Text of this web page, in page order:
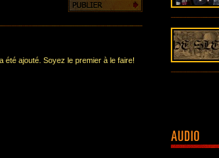
été ajouté. Soyez le premier à le faire!